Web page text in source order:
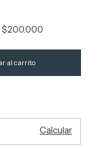
$200.000
Calcular